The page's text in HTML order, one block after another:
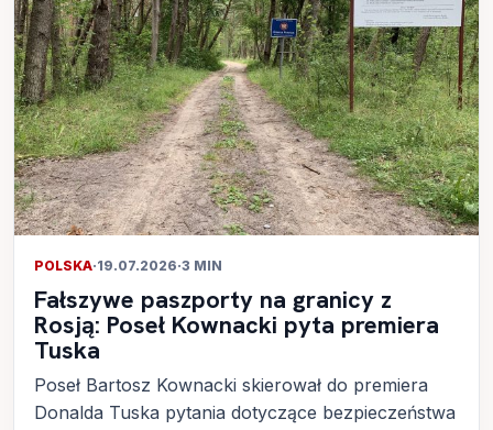
POLSKA·19.07.2026·3 MIN
Fałszywe paszporty na granicy z
Rosją: Poseł Kownacki pyta premiera
Tuska
Poseł Bartosz Kownacki skierował do premiera
Donalda Tuska pytania dotyczące bezpieczeństwa